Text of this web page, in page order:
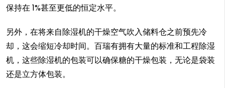
保持在 1%甚至更低的恒定水平。
另外，在将来自除湿机的干燥空气吹入储料仓之前预先冷
却，这会缩短冷却时间。百瑞有拥有大量的标准和工程除湿
机，这些除湿机的包装可以确保糖的干燥包装，无论是袋装
还是立方体包装。